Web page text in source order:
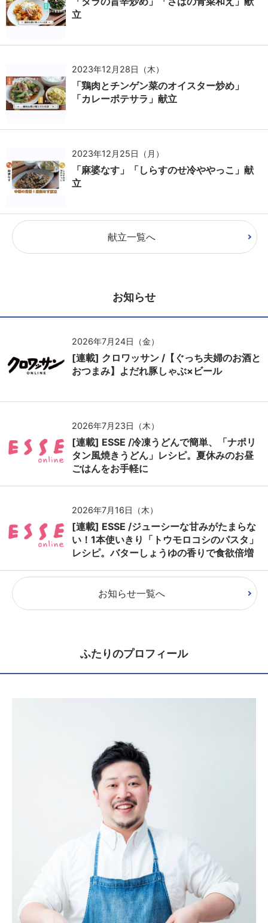
立
2023年12月28日（木）
「鶏肉とチンゲン菜のオイスター炒め」
「カレーポテサラ」献立
2023年12月25日（月）
「麻婆なす」「しらすのせ冷ややっこ」献
立
献立一覧へ
お知らせ
2026年7月24日（金）
[連載] クロワッサン /【ぐっち夫婦のお酒と
おつまみ】よだれ豚しゃぶ×ビール
2026年7月23日（木）
[連載] ESSE /冷凍うどんで簡単、「ナポリ
タン風焼きうどん」レシピ。夏休みのお昼
ごはんをお手軽に
2026年7月16日（木）
[連載] ESSE /ジューシーな甘みがたまらな
い！1本使いきり「トウモロコシのパスタ」
レシピ。バターしょうゆの香りで食欲倍増
お知らせ一覧へ
ふたりのプロフィール